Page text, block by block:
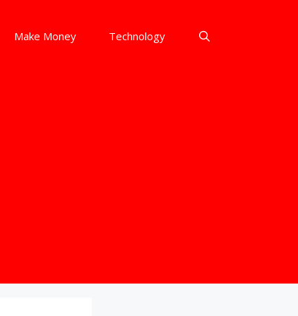
Make Money Technology